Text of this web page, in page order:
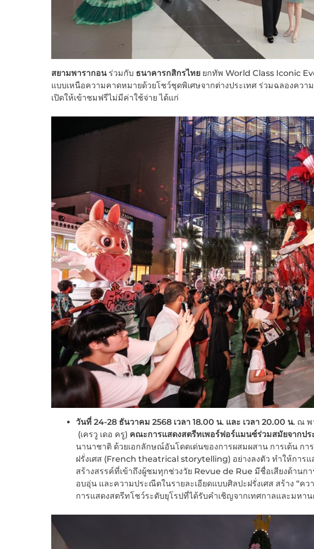
สยามพารากอนร่วมกับ ธนาคารกสิกรไทยยกทัพ World Class Iconic
แบบเหนือความคาดหมายด้วยโชว์ชุดพิเศษจากต่างประเทศ ร่วมฉลองคว
เปิดให้เข้าชมฟรีไม่มีค่าใช้จ่าย ได้แก่
วันที่ 24-28 ธันวาคม 2568 เวลา 18.00 น. และ เวลา 20.00 น.ณ พ
(เครวู เดอ ครู) คณะการแสดงสตรีทเพอร์ฟอร์แมนซ์ร่วมสมัยจากประ
นานาชาติ ด้วยเอกลักษณ์อันโดดเด่นของการผสมผสาน การเต้น กา
ฝรั่งเศส (French theatrical storytelling) อย่างลงตัว ทำให้การแ
สร้างสรรค์ที่เข้าถึงผู้ชมทุกช่วงวัย Revue de Rue มีชื่อเสียงด้าน
อบอุ่น และความประณีตในรายละเอียดแบบศิลปะฝรั่งเศส สร้าง “ค
การแสดงสตรีทโชว์ระดับยุโรปที่ได้รับคำเชิญจากเทศกาลและมหา